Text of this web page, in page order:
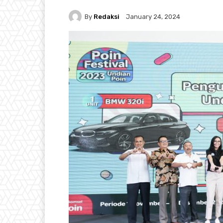
By Redaksi January 24, 2024